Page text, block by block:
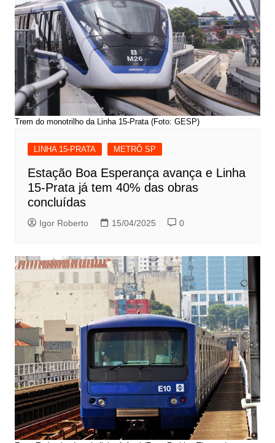
Trem do monotrilho da Linha 15-Prata (Foto: GESP)
LINHA 15-PRATA METRÔ SP
Estação Boa Esperança avança e Linha
15-Prata já tem 40% das obras
concluídas
Igor Roberto 15/04/2025 0